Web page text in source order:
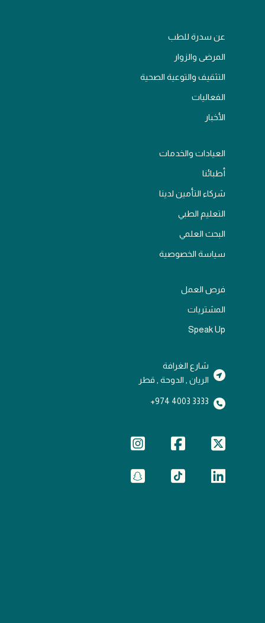
عن سدرة للطب
المرضى والزوار
التثقيف والتوعية الصحية
الفعاليات
الأخبار
العيادات والخدمات
أطبائنا
شركاء التأمين لدينا
التعليم الطبي
البحث العلمي
سياسة الخصوصية
فرص العمل
المشتريات
Speak Up
شارع الغرافة
الريان , الدوحة , قطر
3333 4003 974+